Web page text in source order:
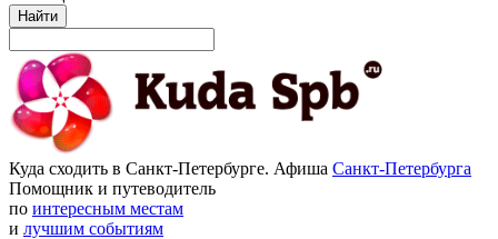
Найти
Куда сходить в Санкт-Петербурге. Афиша Санкт-Петербурга
Помощник и путеводитель
по интересным местам
и лучшим событиям